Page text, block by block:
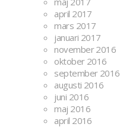
april 2017
mars 2017
januari 2017
november 2016
oktober 2016
september 2016
augusti 2016
juni 2016
maj 2016
april 2016